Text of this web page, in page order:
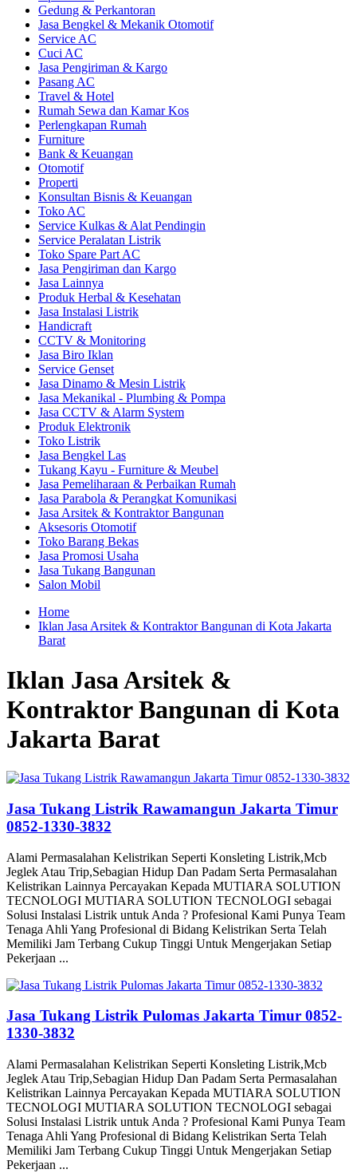
Gedung & Perkantoran
Jasa Bengkel & Mekanik Otomotif
Service AC
Cuci AC
Jasa Pengiriman & Kargo
Pasang AC
Travel & Hotel
Rumah Sewa dan Kamar Kos
Perlengkapan Rumah
Furniture
Bank & Keuangan
Otomotif
Properti
Konsultan Bisnis & Keuangan
Toko AC
Service Kulkas & Alat Pendingin
Service Peralatan Listrik
Toko Spare Part AC
Jasa Pengiriman dan Kargo
Jasa Lainnya
Produk Herbal & Kesehatan
Jasa Instalasi Listrik
Handicraft
CCTV & Monitoring
Jasa Biro Iklan
Service Genset
Jasa Dinamo & Mesin Listrik
Jasa Mekanikal - Plumbing & Pompa
Jasa CCTV & Alarm System
Produk Elektronik
Toko Listrik
Jasa Bengkel Las
Tukang Kayu - Furniture & Meubel
Jasa Pemeliharaan & Perbaikan Rumah
Jasa Parabola & Perangkat Komunikasi
Jasa Arsitek & Kontraktor Bangunan
Aksesoris Otomotif
Toko Barang Bekas
Jasa Promosi Usaha
Jasa Tukang Bangunan
Salon Mobil
Home
Iklan Jasa Arsitek & Kontraktor Bangunan di Kota Jakarta
Barat
Iklan Jasa Arsitek &
Kontraktor Bangunan di Kota
Jakarta Barat
Jasa Tukang Listrik Rawamangun Jakarta Timur
0852-1330-3832
Alami Permasalahan Kelistrikan Seperti Konsleting Listrik,Mcb
Jeglek Atau Trip,Sebagian Hidup Dan Padam Serta Permasalahan
Kelistrikan Lainnya Percayakan Kepada MUTIARA SOLUTION
TECNOLOGI MUTIARA SOLUTION TECNOLOGI sebagai
Solusi Instalasi Listrik untuk Anda ? Profesional Kami Punya Team
Tenaga Ahli Yang Profesional di Bidang Kelistrikan Serta Telah
Memiliki Jam Terbang Cukup Tinggi Untuk Mengerjakan Setiap
Pekerjaan ...
Jasa Tukang Listrik Pulomas Jakarta Timur 0852-
1330-3832
Alami Permasalahan Kelistrikan Seperti Konsleting Listrik,Mcb
Jeglek Atau Trip,Sebagian Hidup Dan Padam Serta Permasalahan
Kelistrikan Lainnya Percayakan Kepada MUTIARA SOLUTION
TECNOLOGI MUTIARA SOLUTION TECNOLOGI sebagai
Solusi Instalasi Listrik untuk Anda ? Profesional Kami Punya Team
Tenaga Ahli Yang Profesional di Bidang Kelistrikan Serta Telah
Memiliki Jam Terbang Cukup Tinggi Untuk Mengerjakan Setiap
Pekerjaan ...